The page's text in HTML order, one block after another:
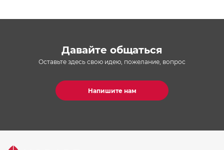
Давайте общаться
Оставьте здесь свою идею, пожелание, вопрос
Напишите нам